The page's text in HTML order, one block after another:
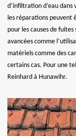
d’infiltration d’eau dans
les réparations
pour les causes de
avancées comme
matériels comme des
certains cas. Pour une
Reinhard à Hunawihr.